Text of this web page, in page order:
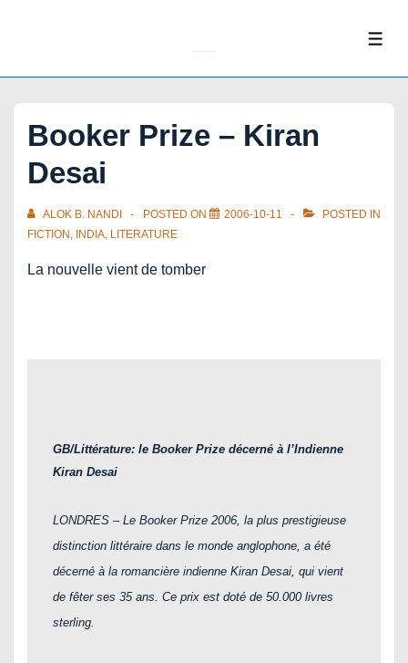
Booker Prize – Kiran
Desai
ALOK B. NANDI POSTED ON 2006-10-11
POSTED IN
FICTION , INDIA, LITERATURE
La nouvelle vient de tomber
GB/Littérature: le Booker Prize décerné à l’Indienne
Kiran Desai
LONDRES – Le Booker Prize 2006, la plus prestigieuse
distinction littéraire dans le monde anglophone, a été
décerné à la romancière indienne Kiran Desai, qui vient
de fêter ses 35 ans. Ce prix est doté de 50.000 livres
sterling.